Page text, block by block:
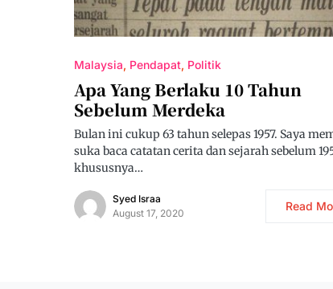
Malaysia Pendapat Politik
Apa Yang Berlaku 10 Tahun
Sebelum Merdeka
Bulan ini cukup 63 tahun selepas 1957. Saya
suka baca catatan cerita dan sejarah sebelum
khususnya…
Syed Israa
August 17, 2020
Read